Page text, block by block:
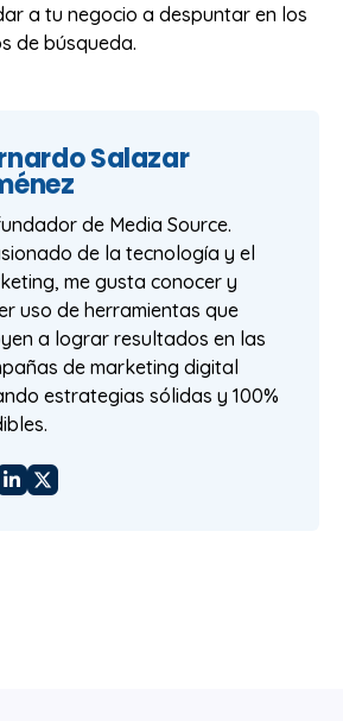
a tu negocio a despuntar en los
de búsqueda.
Salazar
de Media Source.
de la tecnología y el
me gusta conocer y
uso de herramientas que
a lograr resultados en las
de marketing digital
estrategias sólidas y 100%